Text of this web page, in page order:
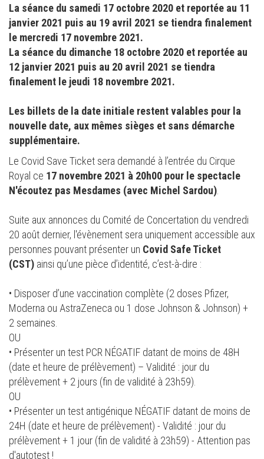
La séance du samedi 17 octobre 2020 et reportée au 11
janvier 2021 puis au 19 avril 2021 se tiendra finalement
le mercredi 17 novembre 2021.
La séance du dimanche 18 octobre 2020 et reportée au
12 janvier 2021 puis au 20 avril 2021 se tiendra
finalement le jeudi 18 novembre 2021.
Les billets de la date initiale restent valables pour la
nouvelle date, aux mêmes sièges et sans démarche
supplémentaire.
Le Covid Save Ticket sera demandé à l’entrée du Cirque
Royal ce 17 novembre 2021 à 20h00 pour le spectacle
N'écoutez pas Mesdames (avec Michel Sardou)
Suite aux annonces du Comité de Concertation du vendredi
20 août dernier, l'évènement sera uniquement accessible aux
personnes pouvant présenter un Covid Safe Ticket
(CST) ainsi qu’une pièce d’identité, c’est-à-dire :
• Disposer d’une vaccination complète (2 doses Pfizer,
Moderna ou AstraZeneca ou 1 dose Johnson & Johnson) +
2 semaines.
OU
• Présenter un test PCR NÉGATIF datant de moins de 48H
(date et heure de prélèvement) – Validité : jour du
prélèvement + 2 jours (fin de validité à 23h59).
OU
• Présenter un test antigénique NÉGATIF datant de moins de
24H (date et heure de prélèvement) - Validité : jour du
prélèvement + 1 jour (fin de validité à 23h59) - Attention pas
d'autotest !